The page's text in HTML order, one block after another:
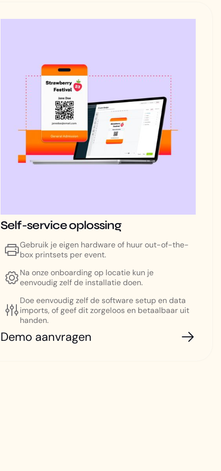
Self-service oplossing
Gebruik je eigen hardware of huur out-of-the-
box printsets per event.
Na onze onboarding op locatie kun je
eenvoudig zelf de installatie doen.
Doe eenvoudig zelf de software setup en data
imports, of geef dit zorgeloos en betaalbaar uit
handen.
Demo aanvragen